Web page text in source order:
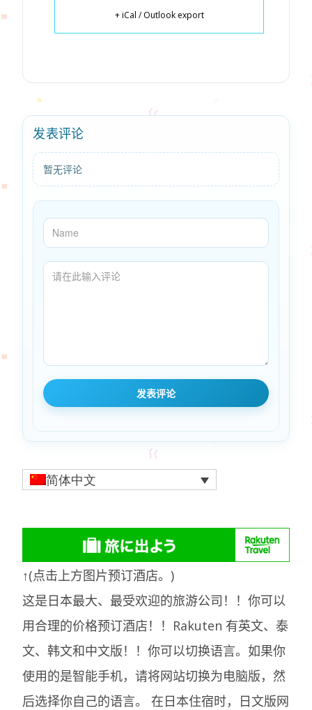
+ iCal / Outlook export
发表评论
暂无评论
简体中文
↑(点击上方图片预订酒店。)
这是日本最大、最受欢迎的旅游公司！！你可以
用合理的价格预订酒店！！Rakuten 有英文、泰
文、韩文和中文版！！你可以切换语言。如果你
使用的是智能手机，请将网站切换为电脑版，然
后选择你自己的语言。在日本住宿时，日文版网